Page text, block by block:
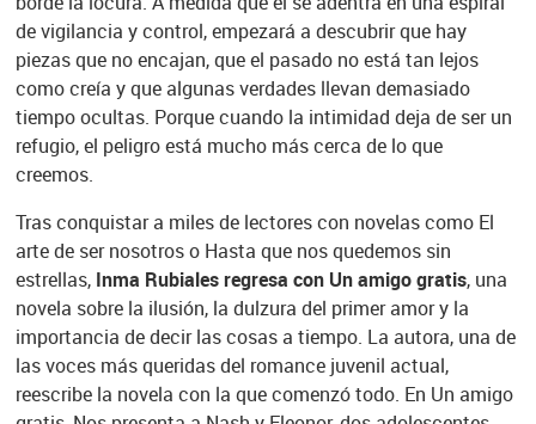
de vigilancia y control, empezará a descubrir que hay
piezas que no encajan, que el pasado no está tan lejos
como creía y que algunas verdades llevan demasiado
tiempo ocultas. Porque cuando la intimidad deja de ser un
refugio, el peligro está mucho más cerca de lo que
creemos.
Tras conquistar a miles de lectores con novelas como El
arte de ser nosotros o Hasta que nos quedemos sin
estrellas, Inma Rubiales regresa con Un amigo gratis, una
novela sobre la ilusión, la dulzura del primer amor y la
importancia de decir las cosas a tiempo. La autora, una de
las voces más queridas del romance juvenil actual,
reescribe la novela con la que comenzó todo. En Un amigo